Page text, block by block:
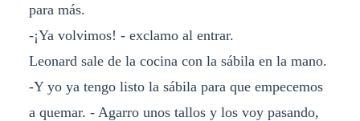
para más.
-¡Ya volvimos! - exclamo al entrar.
Leonard sale de la cocina con la sábila en la mano.
-Y yo ya tengo listo la sábila para que empecemos
a quemar. - Agarro unos tallos y los voy pasando,